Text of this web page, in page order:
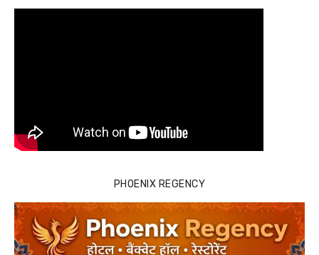
PHOENIX REGENCY